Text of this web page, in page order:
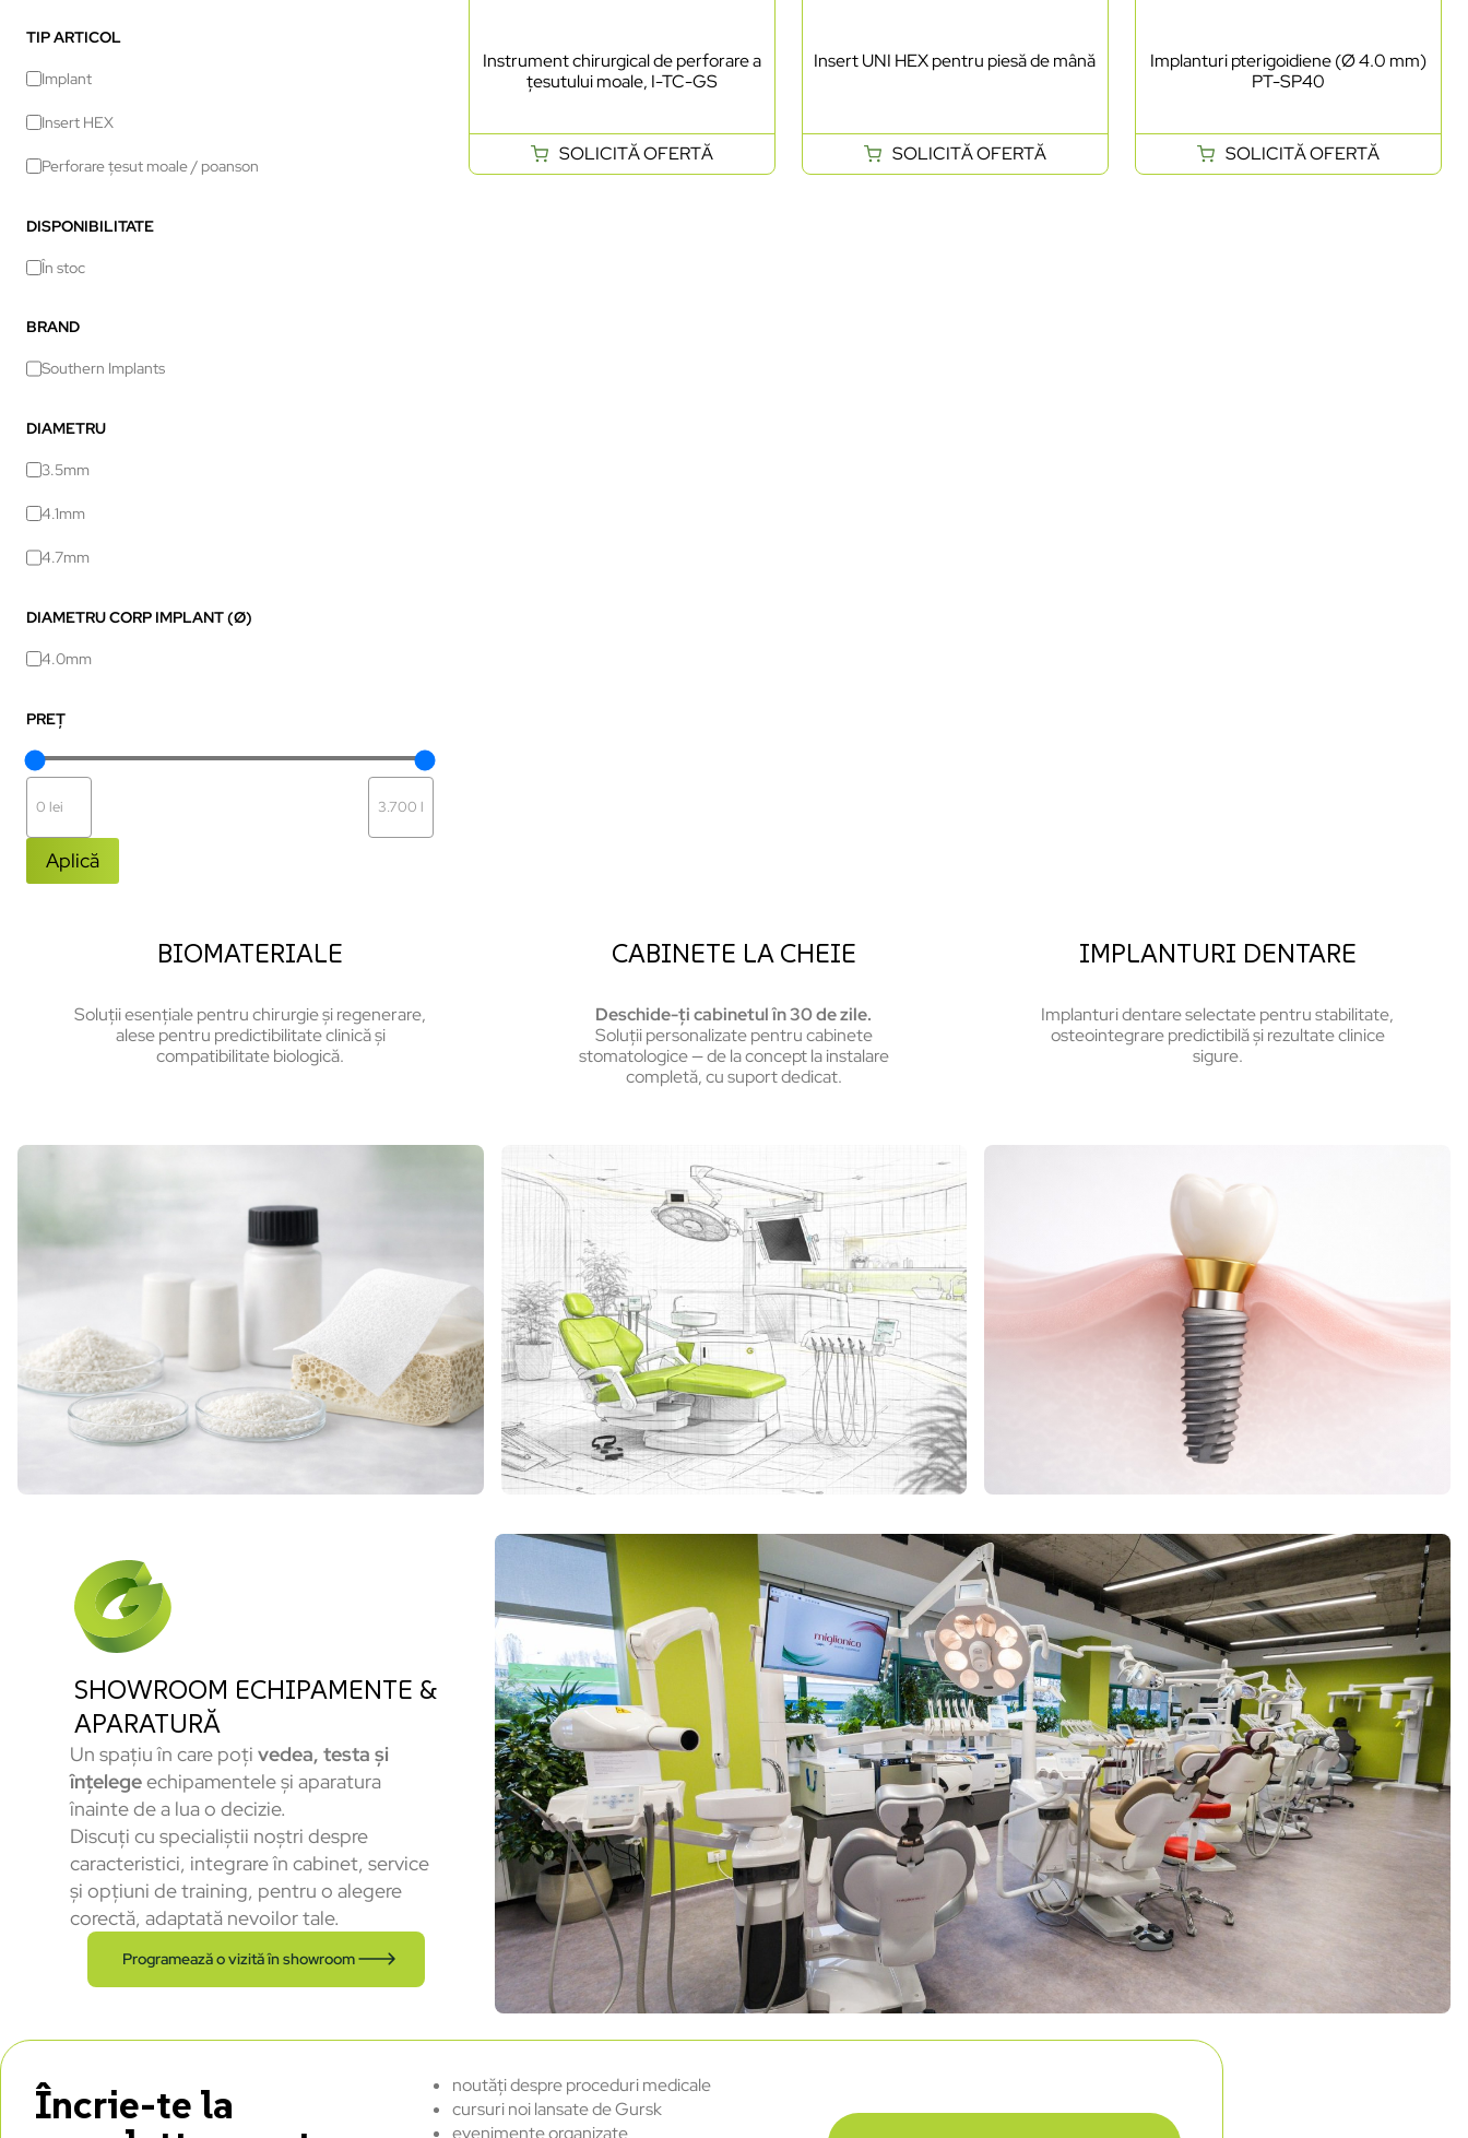
TIP ARTICOL
Implant
Insert HEX
Perforare țesut moale / poanson
DISPONIBILITATE
În stoc
BRAND
Southern Implants
DIAMETRU
3.5mm
4.1mm
4.7mm
DIAMETRU CORP IMPLANT (Ø)
4.0mm
PREȚ
Aplică
Instrument chirurgical de perforare a
țesutului moale, I-TC-GS
SOLICITĂ OFERTĂ
Insert UNI HEX pentru piesă de mână
SOLICITĂ OFERTĂ
Implanturi pterigoidiene (Ø 4.0 mm)
PT-SP40
SOLICITĂ OFERTĂ
BIOMATERIALE
Soluții esențiale pentru chirurgie și regenerare,
alese pentru predictibilitate clinică și
compatibilitate biologică.
CABINETE LA CHEIE
Deschide-ți cabinetul în 30 de zile.
Soluții personalizate pentru cabinete
stomatologice — de la concept la instalare
completă, cu suport dedicat.
IMPLANTURI DENTARE
Implanturi dentare selectate pentru stabilitate,
osteointegrare predictibilă și rezultate clinice
sigure.
SHOWROOM ECHIPAMENTE &
APARATURĂ
Un spațiu în care poți vedea, testa și
înțelegeechipamentele și aparatura
înainte de a lua o decizie.
Discuți cu specialiștii noștri despre
caracteristici, integrare în cabinet, service
și opțiuni de training, pentru o alegere
corectă, adaptată nevoilor tale.
Programează o vizită în showroom
Încrie-te la
noutăți despre proceduri medicale
cursuri noi lansate de Gursk
evenimente organizate